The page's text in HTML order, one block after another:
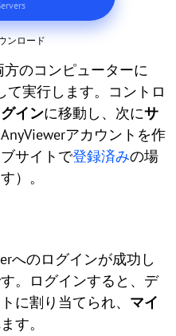
ンロード
のコンピューターに
て実行します。コントロ
インに移動し、次にサ
アカウントを作
サイトで登録済みの場
）。
へのログインが成功し
。ログインすると、デ
に割り当てられ、 マイ
す。